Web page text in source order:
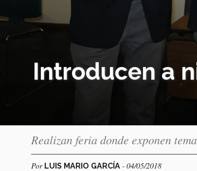
Introducen a
Realizan feria donde exponen
Por LUIS MARIO GARCÍA - 04/05/2018